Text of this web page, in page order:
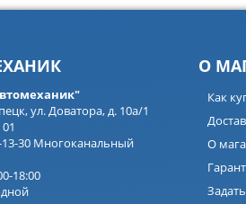
ул. Доватора, д. 10а/1
13-30 Многоканальный
18:00
О
Как
О